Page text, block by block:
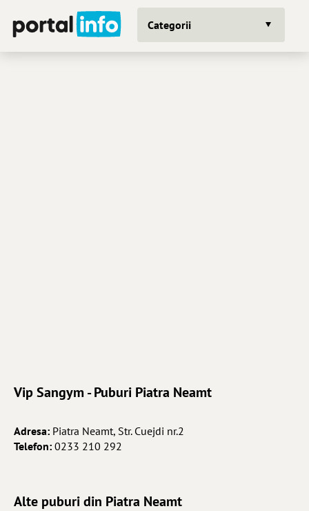
Categorii
Vip Sangym - Puburi Piatra Neamt
Adresa: Piatra Neamt, Str. Cuejdi nr.2
Telefon: 0233 210 292
Alte puburi din Piatra Neamt